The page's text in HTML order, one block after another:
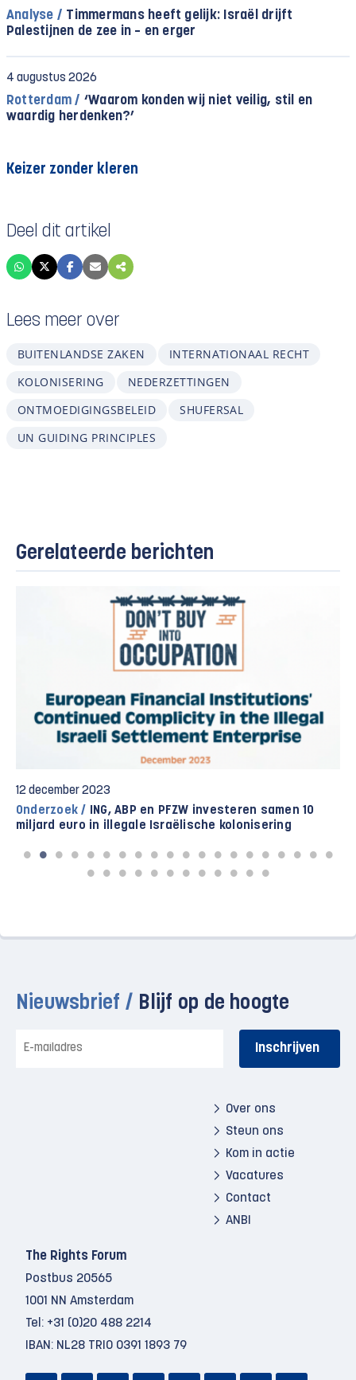
Analyse / Timmermans heeft gelijk: Israël drijft
Palestijnen de zee in – en erger
4 augustus 2026
Rotterdam / ‘Waarom konden wij niet veilig, stil en
waardig herdenken?’
Keizer zonder kleren
Deel dit artikel
Lees meer over
BUITENLANDSE ZAKEN
INTERNATIONAAL RECHT
KOLONISERING
NEDERZETTINGEN
ONTMOEDIGINGSBELEID
SHUFERSAL
UN GUIDING PRINCIPLES
Gerelateerde berichten
12 december 2023
Onderzoek /
ING, ABP en PFZW investeren samen 10
miljard euro in illegale Israëlische kolonisering
Nieuwsbrief / Blijf op de hoogte
mailadres
Over ons
Steun ons
Kom in actie
Vacatures
Contact
ANBI
The Rights Forum
Postbus 20565
1001 NN Amsterdam
Tel: +31 (0)20 488 2214
IBAN: NL28 TRIO 0391 1893 79